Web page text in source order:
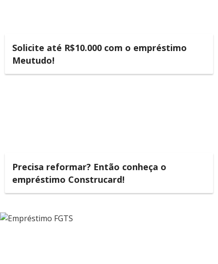
Solicite até R$10.000 com o empréstimo
Meutudo!
Precisa reformar? Então conheça o
empréstimo Construcard!